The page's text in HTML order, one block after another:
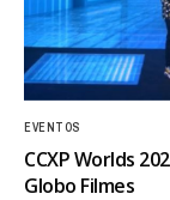
EVENTOS
CCXP Worlds
Globo Filmes